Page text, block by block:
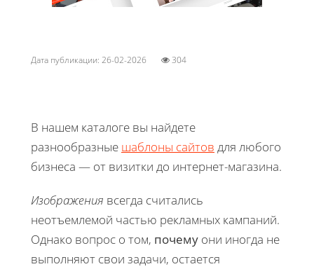
Дата публикации: 26-02-2026 304
В нашем каталоге вы найдете
разнообразные шаблоны сайтов для любого
бизнеса — от визитки до интернет-магазина.
Изображения всегда считались
неотъемлемой частью рекламных кампаний.
Однако вопрос о том, почему они иногда не
выполняют свои задачи, остается